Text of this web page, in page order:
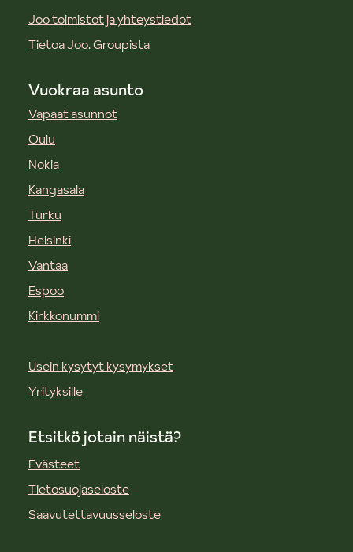
Joo toimistot ja yhteystiedot
Tietoa Joo. Groupista
Vuokraa asunto
Vapaat asunnot
Oulu
Nokia
Kangasala
Turku
Helsinki
Vantaa
Espoo
Kirkkonummi
Usein kysytyt kysymykset
Yrityksille
Etsitkö jotain näistä?
Evästeet
Tietosuojaseloste
Saavutettavuusseloste